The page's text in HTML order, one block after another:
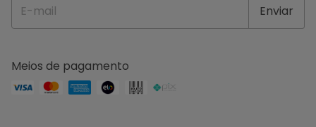
Meios de pagamento